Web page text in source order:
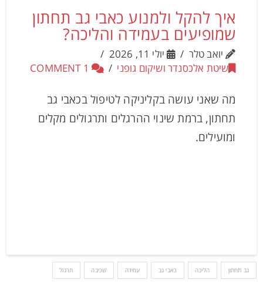
איך להקל ולמנוע כאבי גב תחתון
שמופיעים בעמידה והליכה?
יואב טלר
יולי 11, 2026
שיטת אלכסנדר ושיקום גופני
1 COMMENT
מה שאני עושה בקליניקה לטיפול בכאבי גב
תחתון, ברמת שינוי ההרגלים ותרגולים מקלים
ומועילים.
גב תחתון הליכה כאבי גב עמידה שכיבה תרגול